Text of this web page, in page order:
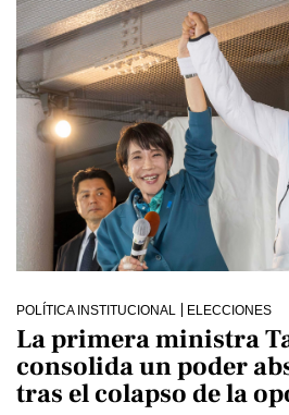
POLÍTICA INSTITUCIONAL ELECCIONES
La primera ministra
consolida un poder
tras el colapso de la